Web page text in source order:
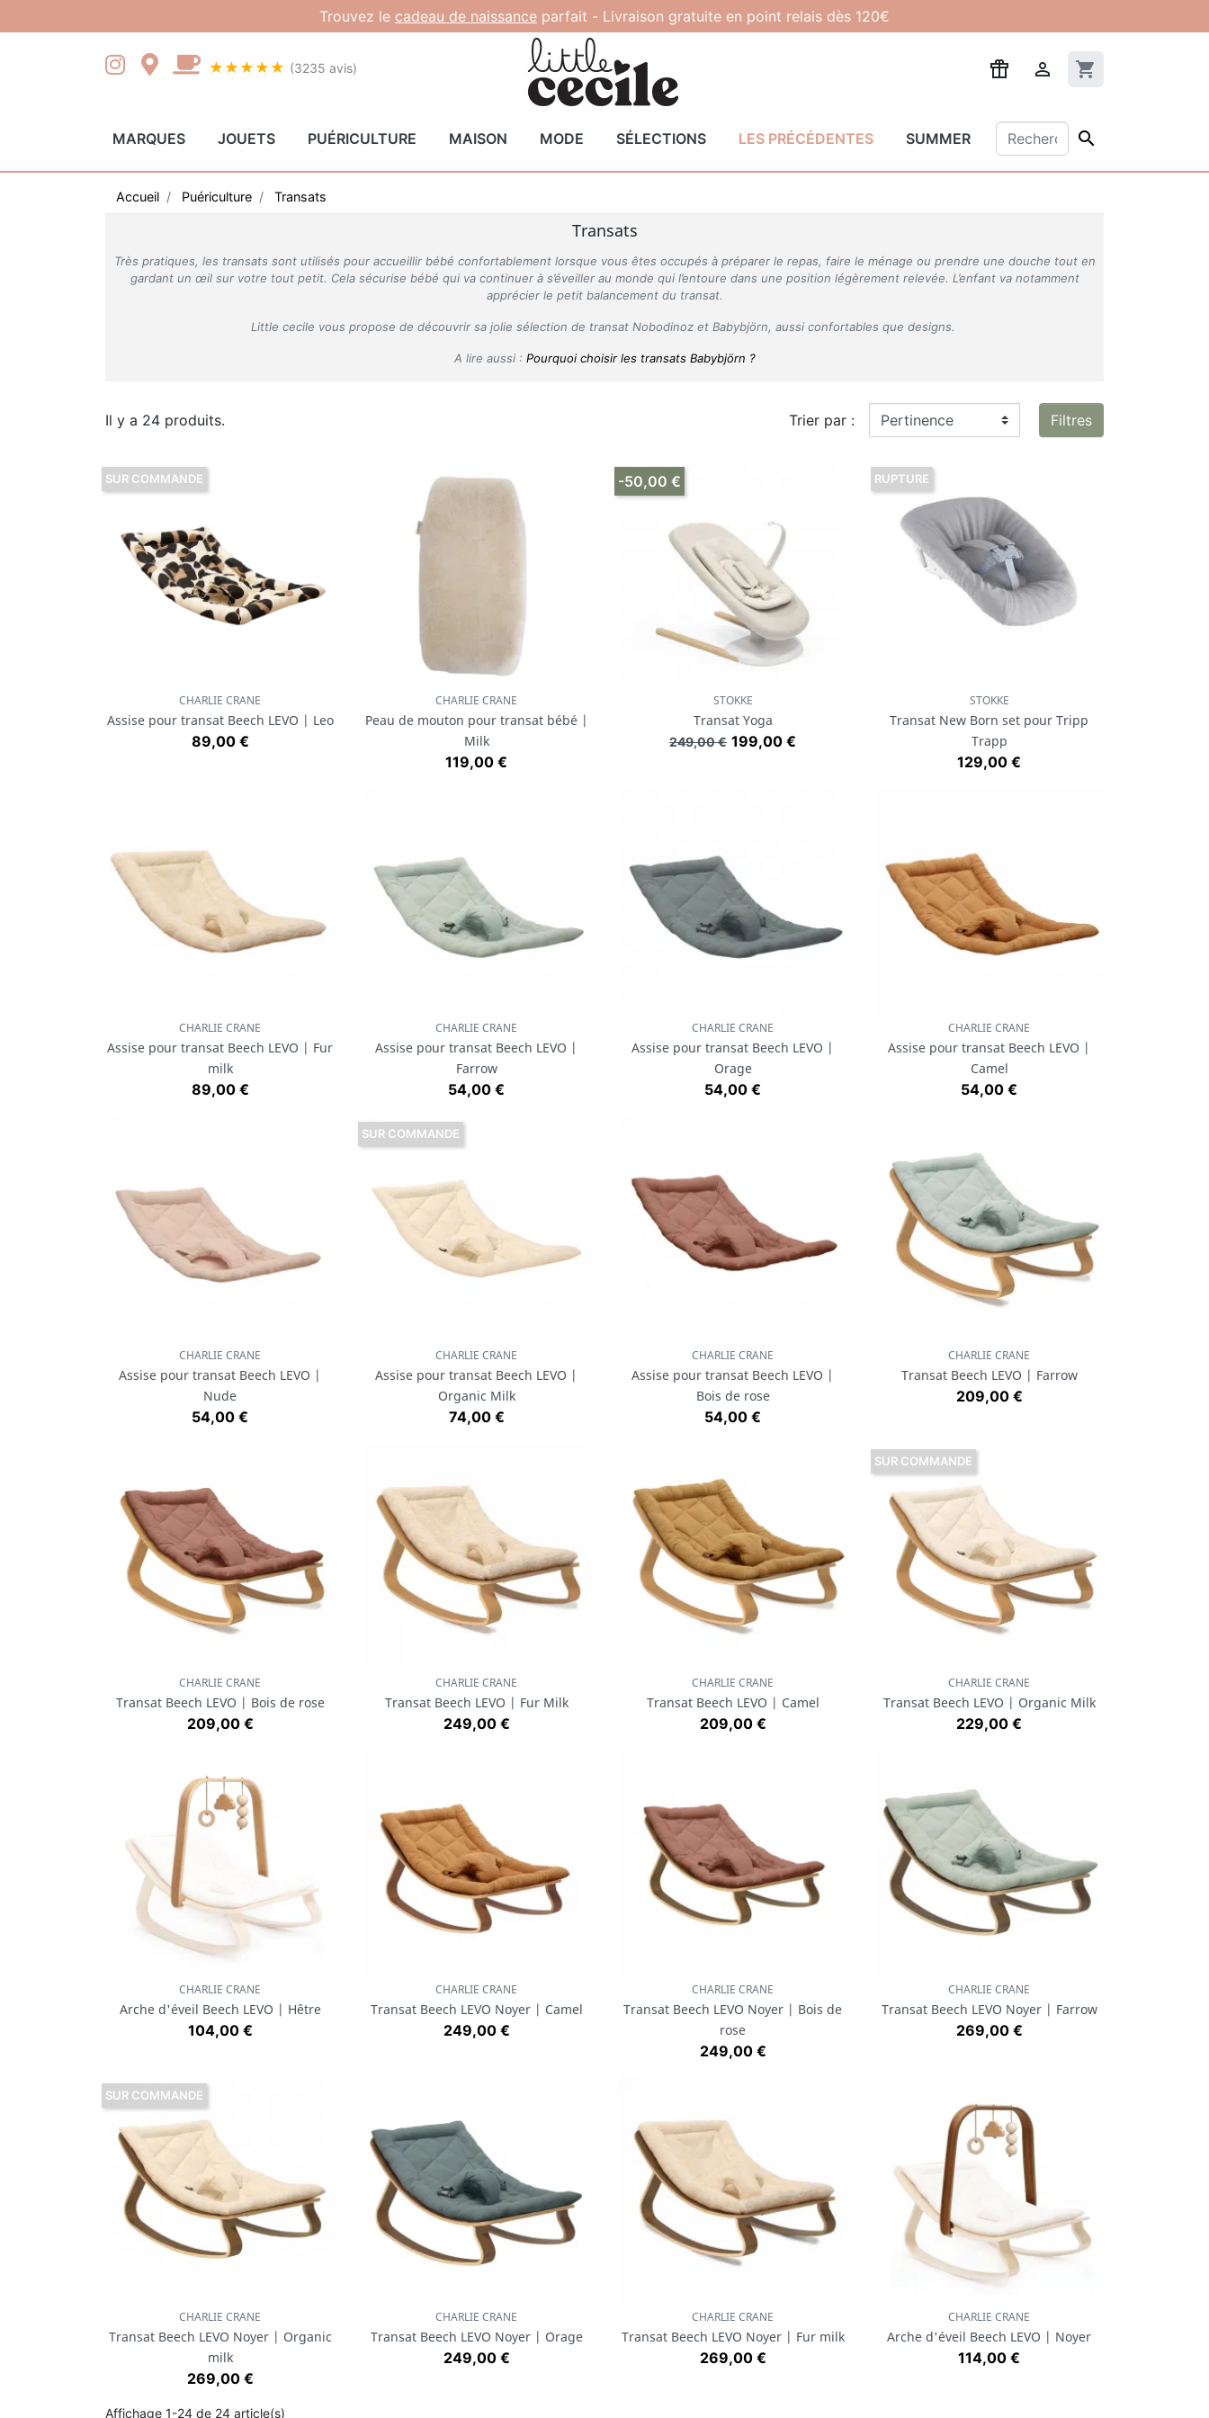
Trouvez le cadeau de naissance parfait - Livraison gratuite en point relais dès 120€
★★★★★ (3235 avis)  shopping_cart
MARQUES JOUETS PUÉRICULTURE MAISON MODE SÉLECTIONS LES PRÉCÉDENTES SUMMER 
Accueil Puériculture Transats
Transats
Très pratiques, les transats sont utilisés pour accueillir bébé confortablement lorsque vous êtes occupés à préparer le repas, faire le ménage ou prendre une douche tout en
gardant un œil sur votre tout petit. Cela sécurise bébé qui va continuer à s’éveiller au monde qui l’entoure dans une position légèrement relevée. L’enfant va notamment
apprécier le petit balancement du transat.
Little cecile vous propose de découvrir sa jolie sélection de transat Nobodinoz et Babybjörn, aussi confortables que designs.
A lire aussi : Pourquoi choisir les transats Babybjörn ?
Il y a 24 produits. Trier par : Filtres
Aperçu rapide
CHARLIE CRANE
Assise pour transat Beech LEVO | Leo
Prix
89,00 €
SUR COMMANDE
Aperçu rapide
CHARLIE CRANE
Peau de mouton pour transat bébé |
Milk
Prix
119,00 €
Aperçu rapide
STOKKE
Transat Yoga
Prix de base
249,00 € Prix
199,00 €
-50,00 €
Aperçu rapide
STOKKE
Transat New Born set pour Tripp
Trapp
Prix
129,00 €
RUPTURE
Aperçu rapide
CHARLIE CRANE
Assise pour transat Beech LEVO | Fur
milk
Prix
89,00 €
Aperçu rapide
CHARLIE CRANE
Assise pour transat Beech LEVO |
Farrow
Prix
54,00 €
Aperçu rapide
CHARLIE CRANE
Assise pour transat Beech LEVO |
Orage
Prix
54,00 €
Aperçu rapide
CHARLIE CRANE
Assise pour transat Beech LEVO |
Camel
Prix
54,00 €
Aperçu rapide
CHARLIE CRANE
Assise pour transat Beech LEVO |
Nude
Prix
54,00 €
Aperçu rapide
CHARLIE CRANE
Assise pour transat Beech LEVO |
Organic Milk
Prix
74,00 €
SUR COMMANDE
Aperçu rapide
CHARLIE CRANE
Assise pour transat Beech LEVO |
Bois de rose
Prix
54,00 €
Aperçu rapide
CHARLIE CRANE
Transat Beech LEVO | Farrow
Prix
209,00 €
Aperçu rapide
CHARLIE CRANE
Transat Beech LEVO | Bois de rose
Prix
209,00 €
Aperçu rapide
CHARLIE CRANE
Transat Beech LEVO | Fur Milk
Prix
249,00 €
Aperçu rapide
CHARLIE CRANE
Transat Beech LEVO | Camel
Prix
209,00 €
Aperçu rapide
CHARLIE CRANE
Transat Beech LEVO | Organic Milk
Prix
229,00 €
SUR COMMANDE
Aperçu rapide
CHARLIE CRANE
Arche d'éveil Beech LEVO | Hêtre
Prix
104,00 €
Aperçu rapide
CHARLIE CRANE
Transat Beech LEVO Noyer | Camel
Prix
249,00 €
Aperçu rapide
CHARLIE CRANE
Transat Beech LEVO Noyer | Bois de
rose
Prix
249,00 €
Aperçu rapide
CHARLIE CRANE
Transat Beech LEVO Noyer | Farrow
Prix
269,00 €
Aperçu rapide
CHARLIE CRANE
Transat Beech LEVO Noyer | Organic
milk
Prix
269,00 €
SUR COMMANDE
Aperçu rapide
CHARLIE CRANE
Transat Beech LEVO Noyer | Orage
Prix
249,00 €
Aperçu rapide
CHARLIE CRANE
Transat Beech LEVO Noyer | Fur milk
Prix
269,00 €
Aperçu rapide
CHARLIE CRANE
Arche d'éveil Beech LEVO | Noyer
Prix
114,00 €
Affichage 1-24 de 24 article(s)